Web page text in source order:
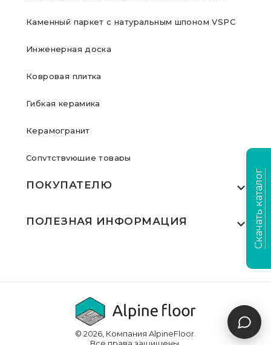
Каменный паркет с натуральным шпоном VSPC
Инженерная доска
Ковровая плитка
Гибкая керамика
Керамогранит
Сопутствующие товары
ПОКУПАТЕЛЮ
Где купить
Выполненные проекты
Доставка и оплата
ПОЛЕЗНАЯ ИНФОРМАЦИЯ
Видеообзоры
Для дилеров
Инструкции по укладке
© 2026, Компания AlpineFloor.
Скачать каталог